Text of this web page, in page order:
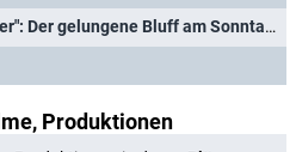
"Geheimniskrämer": Der gelungene Bluff am Sonntagabend
Produktionen